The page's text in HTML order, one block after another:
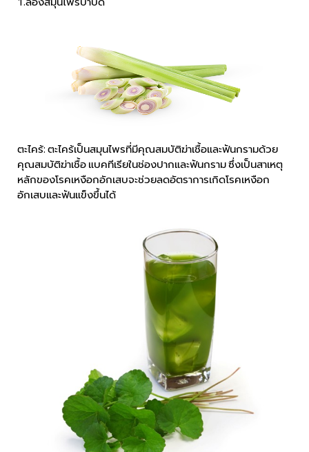
ตะไคร้: ตะไคร้เป็นสมุนไพรที่มีคุณสมบัติฆ่าเชื้อและฟันกรามด้วย
คุณสมบัติฆ่าเชื้อ แบคทีเรียในช่องปากและฟันกราม ซึ่งเป็นสาเหตุ
หลักของโรคเหงือกอักเสบจะช่วยลดอัตราการเกิดโรคเหงือก
อักเสบและฟันแข็งขึ้นได้